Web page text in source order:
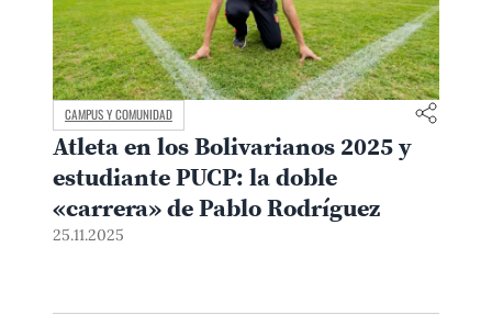
CAMPUS Y COMUNIDAD
Atleta en los Bolivarianos 2025 y
estudiante PUCP: la doble
«carrera» de Pablo Rodríguez
25.11.2025